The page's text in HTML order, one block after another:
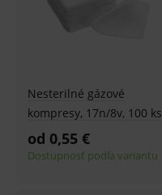
Nesterilné gázové
kompresy, 17n/8v, 100 ks
od 0,55 €
Dostupnosť podľa variantu